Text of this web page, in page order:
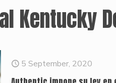
Kentucky
5 September, 2020